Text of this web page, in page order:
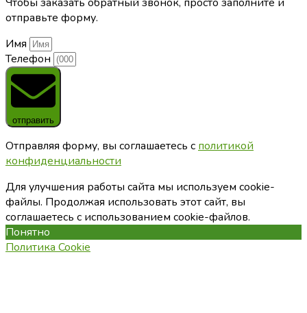
отправьте форму.
Имя
Телефон
отправить
Отправляя форму, вы соглашаетесь с политикой
конфиденциальности
Для улучшения работы сайта мы используем cookie-
файлы. Продолжая использовать этот сайт, вы
соглашаетесь с использованием cookie-файлов.
Понятно
Политика Cookie